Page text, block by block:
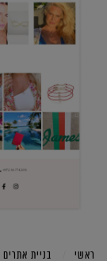
ראשי בניית אתרים